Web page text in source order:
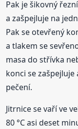
Pak je šikovný
a zašpejluje na
Pak se otevřený
a tlakem se
masa do střívka
konci se
pečení.
Jitrnice se vaří ve
80 °C asi deset